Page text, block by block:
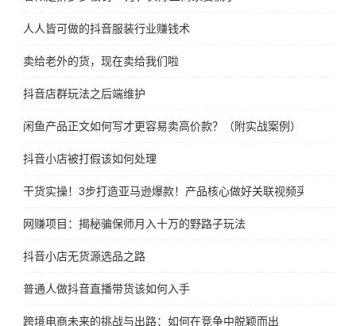
人人皆可做的抖音服装行业赚钱术
卖给老外的货，现在卖给我们啦
抖音店群玩法之后端维护
闲鱼产品正文如何写才更容易卖高价款？（附实战案例）
抖音小店被打假该如何处理
干货实操！3步打造亚马逊爆款！产品核心做好关联视频买家秀爆单
网赚项目：揭秘骗保师月入十万的野路子玩法
抖音小店无货源选品之路
普通人做抖音直播带货该如何入手
跨境电商未来的挑战与出路：如何在竞争中脱颖而出